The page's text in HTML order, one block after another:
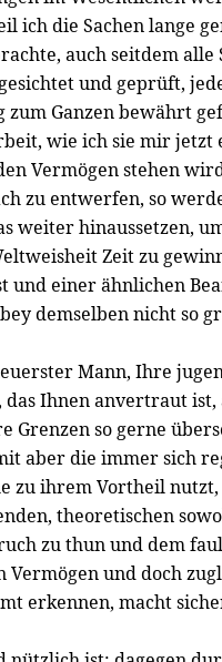
ich die Sachen lange
auch seitdem alle
und geprüft,
Ganzen bewährt
wie ich sie mir jetzt
Vermögen stehen
zu entwerfen, so
weiter hinaussetzen,
Zeit zu
und einer ähnlichen
demselben nicht so
Mann, Ihre
das Ihnen anvertraut
Grenzen so gerne
aber die immer sich
zu ihrem Vortheil
theoretischen
zu thun und dem
Vermögen und doch
erkennen, macht